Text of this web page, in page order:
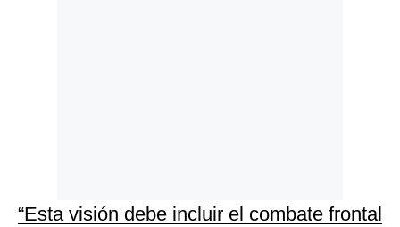
“Esta visión debe incluir el combate frontal